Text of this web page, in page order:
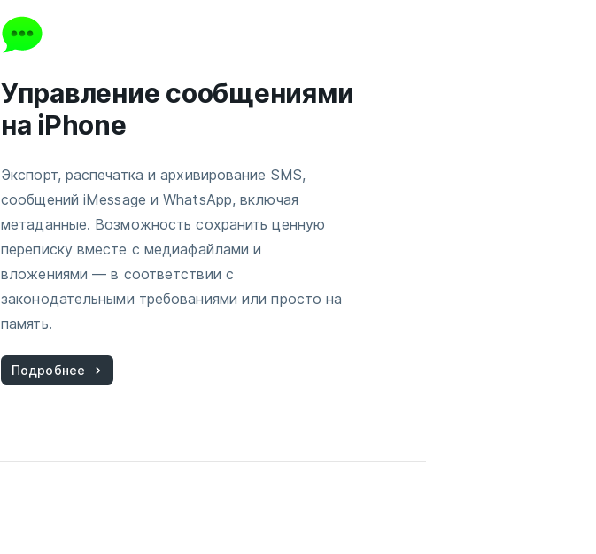
Управление сообщениями
на iPhone
Экспорт, распечатка и архивирование SMS,
сообщений iMessage и WhatsApp, включая
метаданные. Возможность сохранить ценную
переписку вместе с медиафайлами и
вложениями — в соответствии с
законодательными требованиями или просто на
память.
Подробнее